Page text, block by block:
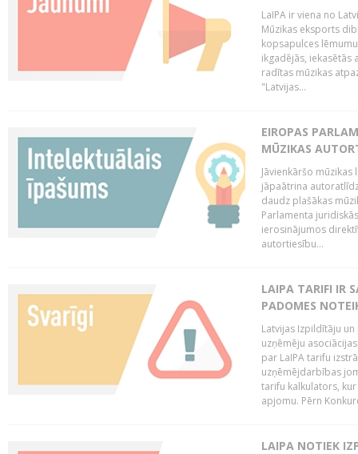
LaIPA ir viena no
Mūzikas eksports
kopsapulces
ikgadējās, iekasētās
radītas mūzikas
"Latvijas...
EIROPAS
MŪZIKAS
Jāvienkāršo
jāpaātrina
daudz plašākas
Parlamenta
ierosinājumos
autortiesību...
LAIPA TARIFI IR
PADOMES
Latvijas Izpildītāju
uzņēmēju
par LaIPA tarifu
uzņēmējdarbības
tarifu kalkulators,
apjomu. Pērn
LAIPA NOTIEK